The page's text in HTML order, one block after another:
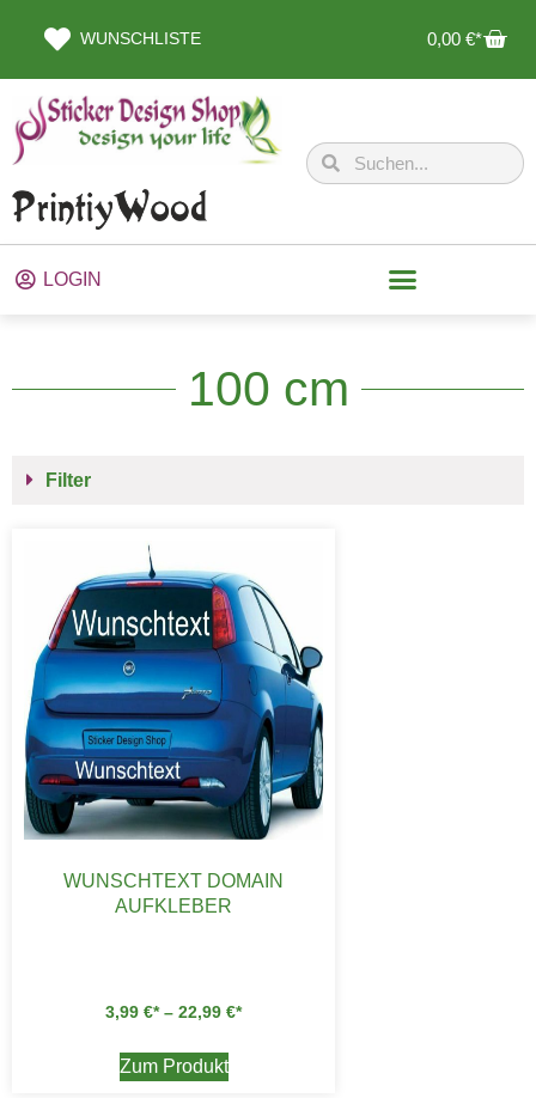
WUNSCHLISTE 0,00 €
LOGIN
100 cm
Filter
WUNSCHTEXT DOMAIN
AUFKLEBER
3,99 € – 22,99 €
Zum Produkt